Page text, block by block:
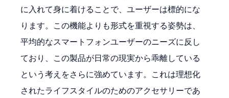
に入れて身に着けることで、ユーザーは標的にな
ります。この機能よりも形式を重視する姿勢は、
平均的なスマートフォンユーザーのニーズに反し
ており、この製品が日常の現実から乖離している
という考えをさらに強めています。これは理想化
されたライフスタイルのためのアクセサリーであ